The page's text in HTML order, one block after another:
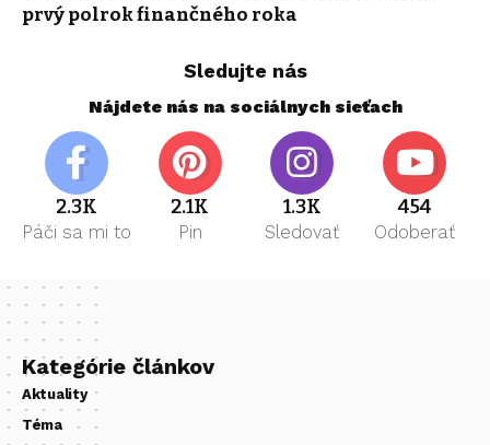
prvý polrok finančného roka
Sledujte nás
Nájdete nás na sociálnych sieťach
2.3K
Páči sa mi to
2.1K
Pin
1.3K
Sledovať
454
Odoberať
Kategórie článkov
Aktuality
Téma